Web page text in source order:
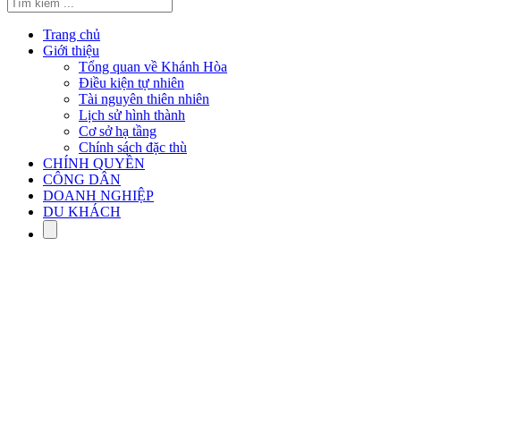
Trang chủ
Giới thiệu
Tổng quan về Khánh Hòa
Điều kiện tự nhiên
Tài nguyên thiên nhiên
Lịch sử hình thành
Cơ sở hạ tầng
Chính sách đặc thù
CHÍNH QUYỀN
CÔNG DÂN
DOANH NGHIỆP
DU KHÁCH